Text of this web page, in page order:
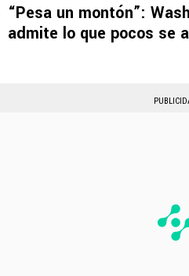
“Pesa un montón”:
admite lo que pocos se